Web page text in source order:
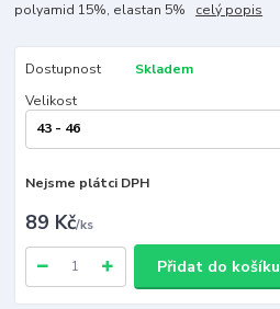
polyamid 15%, elastan 5% celý popis
Dostupnost
Skladem
Velikost
Nejsme plátci DPH
89 Kč/ks
Přidat do košíku